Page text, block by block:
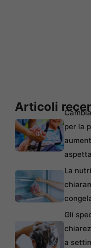
Articoli
per la
La
Gli
a